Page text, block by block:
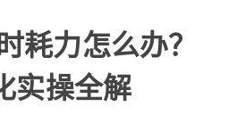
耗力怎么办？
实操全解